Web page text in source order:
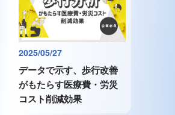
2025/05/27
データで示す、歩行改善
がもたらす医療費・労災
コスト削減効果